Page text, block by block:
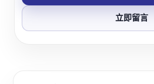
立即留言